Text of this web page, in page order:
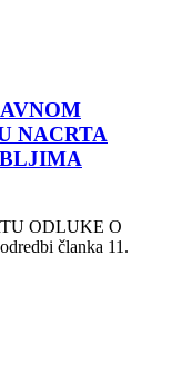
NACRTA
ODLUKE O
članka 11.